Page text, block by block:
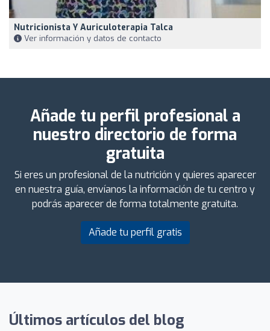
Nutricionista Y Auriculoterapia Talca
Ver información y datos de contacto
Añade tu perfil profesional a
nuestro directorio de forma
gratuita
Si eres un profesional de la nutrición y quieres aparecer
en nuestra guía, envíanos la información de tu centro y
podrás aparecer de forma totalmente gratuita.
Añade tu perfil gratis
Últimos artículos del blog